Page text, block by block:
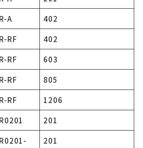
A
402
RF
402
RF
603
RF
805
RF
1206
201
201